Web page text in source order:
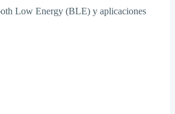
Low Energy (BLE) y aplicaciones